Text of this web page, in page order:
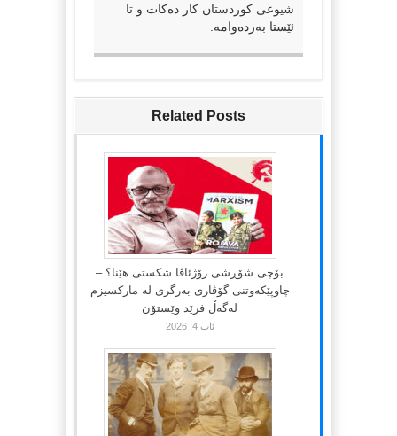
شیوعی كوردستان كار دەكات و تا
ئێستا بەردەوامە.
Related Posts
بۆچی شۆڕشی رۆژئاڤا شکستی هێنا؟ –
چاوپێکەوتنی گۆڤاری بەرگری لە مارکسیزم
لەگەڵ فرێد وێستۆن
ئاب 4, 2026